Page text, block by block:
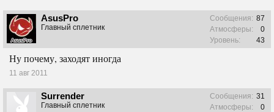
AsusPro
Главный сплетник
Сообщения: 87
Атмосферы:
0
Уровень:
43
Ну почему, заходят иногда
11 авг 2011
Surrender
Главный сплетник
Сообщения: 31
Атмосферы:
0